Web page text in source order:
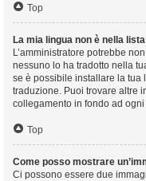
Top
La mia lingua non è nella
L’amministratore potrebbe
nessuno lo ha tradotto nella
se è possibile installare la tua
traduzione. Puoi trovare altre
collegamento in fondo ad
Top
Come posso mostrare
Ci possono essere due